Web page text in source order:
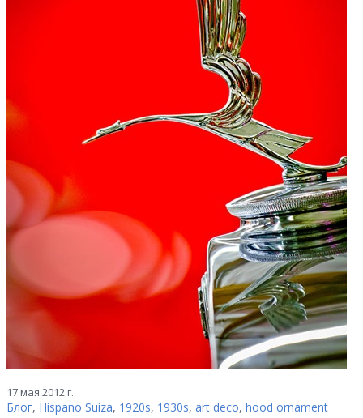
17 мая 2012 г.
Блог, Hispano Suiza, 1920s, 1930s, art deco, hood ornament